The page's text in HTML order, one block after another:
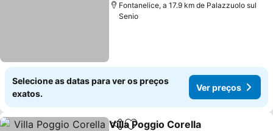
Fontanelice, a 17.9 km de Palazzuolo sul
Senio
Selecione as datas para ver os preços
exatos.
Ver preços
Villa Poggio Corella